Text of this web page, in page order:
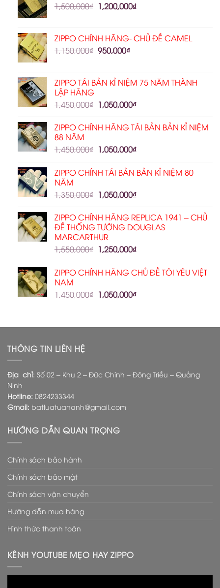
1,500,000₫ 1,200,000₫
ZIPPO CHÍNH HÃNG- CHỦ ĐỀ CAMEL
1,150,000₫ 950,000₫
ZIPPO TÁI BẢN KỈ NIỆM 75 NĂM THÀNH
LẬP HÃNG
1,450,000₫ 1,050,000₫
ZIPPO CHÍNH HÃNG TÁI BẢN BẢN KỈ NIỆM
88 NĂM
1,450,000₫ 1,050,000₫
ZIPPO CHÍNH TÁI BẢN BẢN KỈ NIỆM 80
NĂM
1,350,000₫ 1,050,000₫
ZIPPO CHÍNH HÃNG REPLICA 1941 – CHỦ
ĐỀ THỐNG TƯỚNG DOUGLAS
MARCARTHUR
1,550,000₫ 1,250,000₫
ZIPPO CHÍNH HÃNG CHỦ ĐỀ TÔI YÊU VIỆT
NAM
1,450,000₫ 1,050,000₫
THÔNG TIN LIÊN HỆ
Địa chỉ: Số 02 – Khu 2 – Đức Chính – Đông Triều – Quảng
Ninh
Hotline: 0824233344
Gmail: batluatuananh@gmail.com
HƯỚNG DẪN QUAN TRỌNG
Chính sách bảo hành
Chính sách bảo mật
Chính sách vận chuyển
Hướng dẫn mua hàng
Hình thức thanh toán
KÊNH YOUTUBE MẸO HAY ZIPPO